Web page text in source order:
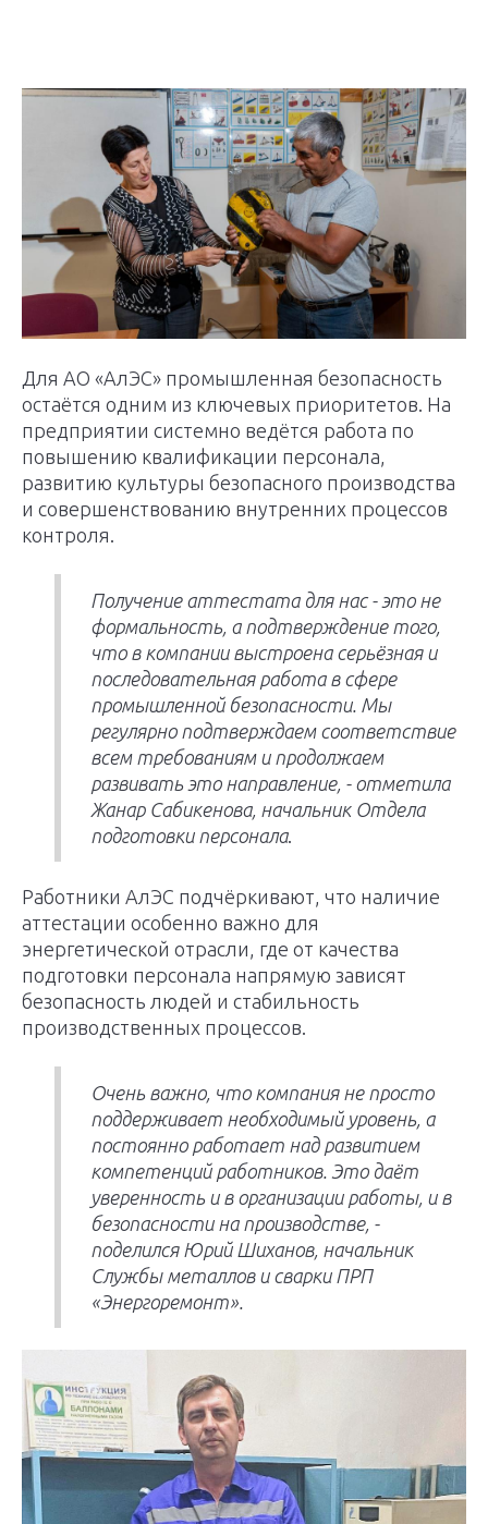
Для АО «АлЭС» промышленная безопасность
остаётся одним из ключевых приоритетов. На
предприятии системно ведётся работа по
повышению квалификации персонала,
развитию культуры безопасного производства
и совершенствованию внутренних процессов
контроля.
Получение аттестата для нас - это не
формальность, а подтверждение того,
что в компании выстроена серьёзная и
последовательная работа в сфере
промышленной безопасности. Мы
регулярно подтверждаем соответствие
всем требованиям и продолжаем
развивать это направление, - отметила
Жанар Сабикенова, начальник Отдела
подготовки персонала.
Работники АлЭС подчёркивают, что наличие
аттестации особенно важно для
энергетической отрасли, где от качества
подготовки персонала напрямую зависят
безопасность людей и стабильность
производственных процессов.
Очень важно, что компания не просто
поддерживает необходимый уровень, а
постоянно работает над развитием
компетенций работников. Это даёт
уверенность и в организации работы, и в
безопасности на производстве, -
поделился Юрий Шиханов, начальник
Службы металлов и сварки ПРП
«Энергоремонт».